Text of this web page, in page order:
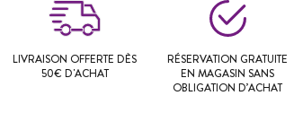
LIVRAISON OFFERTE DÈS
50€ D'ACHAT
RÉSERVATION GRATUITE
EN MAGASIN SANS
OBLIGATION D’ACHAT